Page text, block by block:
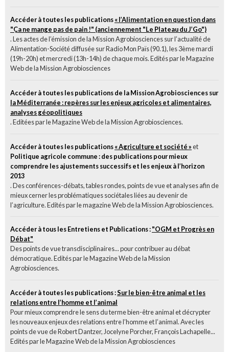
Accéder à toutes les publications« l’Alimentation en question dans
"Ça ne mange pas de pain !" (anciennement "Le Plateau du J’Go")
. Les actes de l’émission de la Mission Agrobiosciences sur l’actualité de
Alimentation-Société diffusée sur Radio Mon Païs (90.1), les 3ème mardi
(19h-20h) et mercredi (13h-14h) de chaque mois. Edités par le Magazine
Web de la Mission Agrobiosciences
Accéder à toutes les publications de la Mission Agrobiosciences sur
la Méditerranée : repères sur les enjeux agricoles et alimentaires,
analyses géopolitiques
. Editées par le Magazine Web de la Mission Agrobiosciences.
Accéder à toutes les publications« Agriculture et société »et
Politique agricole commune : des publications pour mieux
comprendre les ajustements successifs et les enjeux à l’horizon
2013
. Des conférences-débats, tables rondes, points de vue et analyses afin de
mieux cerner les problématiques sociétales liées au devenir de
l’agriculture. Edités par le magazine Web de la Mission Agrobiosciences.
Accéder à tous les Entretiens et Publications :"OGM et Progrès en
Débat"
Des points de vue transdisciplinaires... pour contribuer au débat
démocratique. Edités par le Magazine Web de la Mission
Agrobiosciences.
Accéder à toutes les publications :Sur le bien-être animal et les
relations entre l’homme et l’animal
Pour mieux comprendre le sens du terme bien-être animal et décrypter
les nouveaux enjeux des relations entre l’homme et l’animal. Avec les
points de vue de Robert Dantzer, Jocelyne Porcher, François Lachapelle...
Edités par le Magazine Web de la Mission Agrobiosciences